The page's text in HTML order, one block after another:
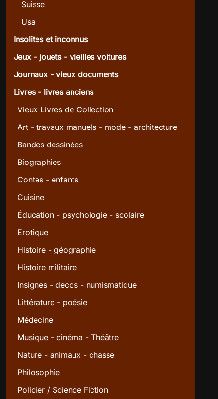
Suisse
Usa
Insolites et inconnus
Jeux - jouets - vieilles voitures
Journaux - vieux documents
Livres - livres anciens
Vieux Livres de Collection
Art - travaux manuels - mode - architecture
Bandes dessinées
Biographies
Contes - enfants
Cuisine
Éducation - psychologie - scolaire
Erotique
Histoire - géographie
Histoire militaire
Insignes - decos - numismatique
Littérature - poésie
Médecine
Musique - cinéma - Théâtre
Nature - animaux - chasse
Philosophie
Policier / Science Fiction